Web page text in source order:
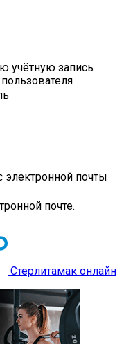
учётную запись
электронной почты
почте.
Стерлитамак онлайн